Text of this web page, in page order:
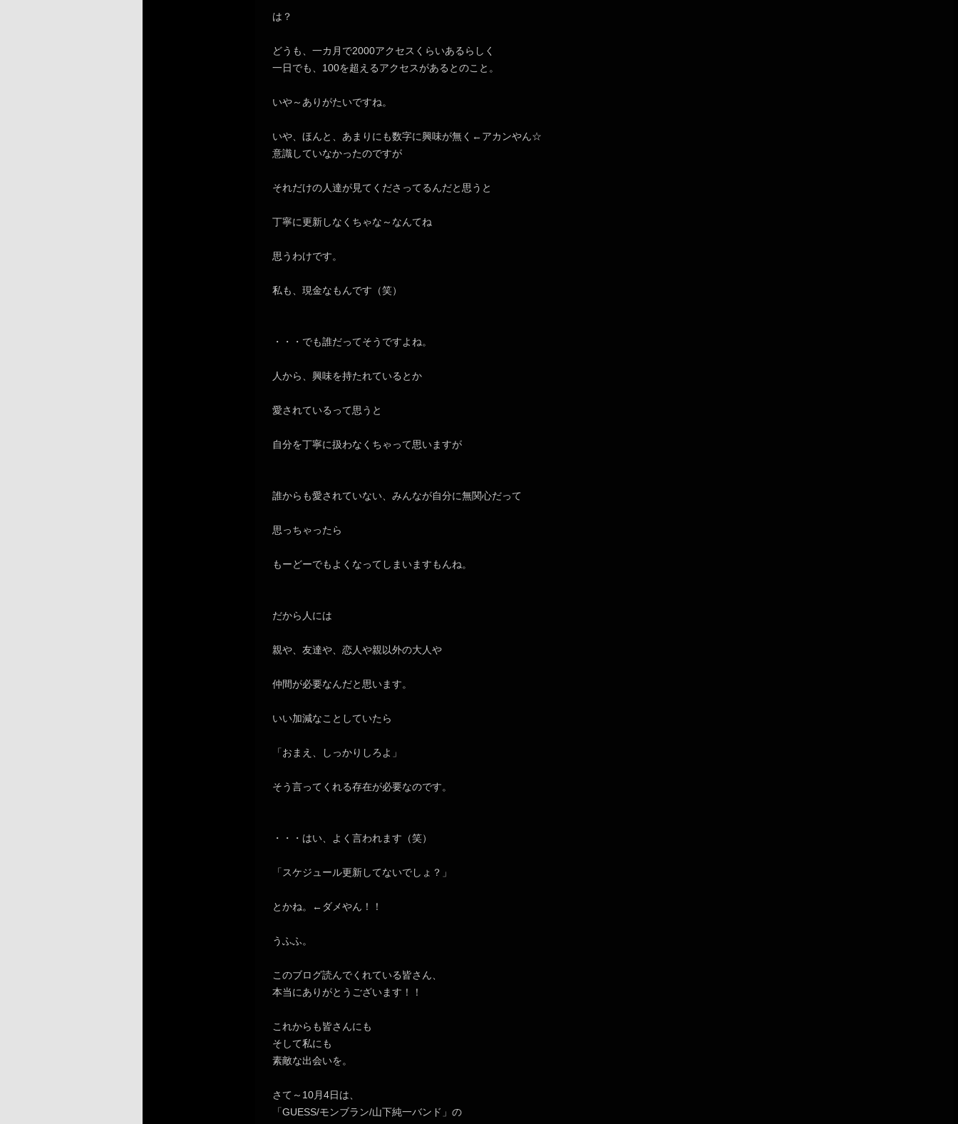
は？
どうも、一カ月で2000アクセスくらいあるらしく
一日でも、100を超えるアクセスがあるとのこと。
いや～ありがたいですね。
いや、ほんと、あまりにも数字に興味が無く←アカンやん☆
意識していなかったのですが
それだけの人達が見てくださってるんだと思うと
丁寧に更新しなくちゃな～なんてね
思うわけです。
私も、現金なもんです（笑）
・・・でも誰だってそうですよね。
人から、興味を持たれているとか
愛されているって思うと
自分を丁寧に扱わなくちゃって思いますが
誰からも愛されていない、みんなが自分に無関心だって
思っちゃったら
もーどーでもよくなってしまいますもんね。
だから人には
親や、友達や、恋人や親以外の大人や
仲間が必要なんだと思います。
いい加減なことしていたら
「おまえ、しっかりしろよ」
そう言ってくれる存在が必要なのです。
・・・はい、よく言われます（笑）
「スケジュール更新してないでしょ？」
とかね。←ダメやん！！
うふふ。
このブログ読んでくれている皆さん、
本当にありがとうございます！！
これからも皆さんにも
そして私にも
素敵な出会いを。
さて～10月4日は、
「GUESS/モンブラン/山下純一バンド」の